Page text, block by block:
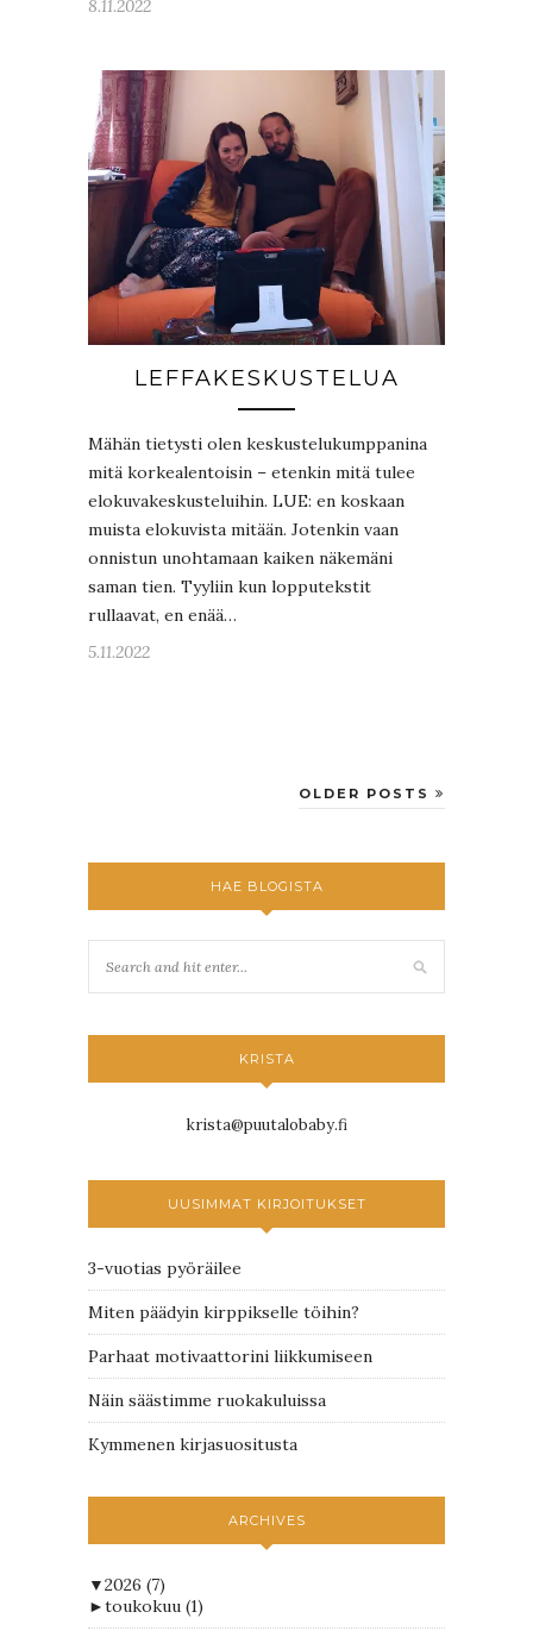
8.11.2022
LEFFAKESKUSTELUA
Mähän tietysti olen keskustelukumppanina
mitä korkealentoisin – etenkin mitä tulee
elokuvakeskusteluihin. LUE: en koskaan
muista elokuvista mitään. Jotenkin vaan
onnistun unohtamaan kaiken näkemäni
saman tien. Tyyliin kun lopputekstit
rullaavat, en enää…
5.11.2022
OLDER POSTS
HAE BLOGISTA
KRISTA
krista@puutalobaby.fi
UUSIMMAT KIRJOITUKSET
3-vuotias pyöräilee
Miten päädyin kirppikselle töihin?
Parhaat motivaattorini liikkumiseen
Näin säästimme ruokakuluissa
Kymmenen kirjasuositusta
ARCHIVES
▼2026 (7)
►toukokuu (1)